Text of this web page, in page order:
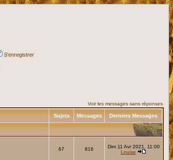
S'enregistrer
Voir les messages sans réponses
Sujets Messages Derniers Messages
67 816
Dim 11 Avr 2021, 11:00
Louise